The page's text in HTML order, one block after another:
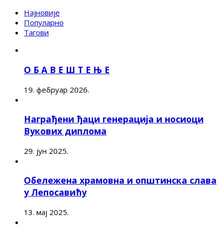
Најновије
Популарно
Тагови
О Б А В Е Ш Т Е Њ Е
19. фебруар 2026.
Награђени ђаци генерација и носиоци
Вукових диплома
29. јун 2025.
Обележена храмовна и општинска слава
у Лепосавићу
13. мај 2025.